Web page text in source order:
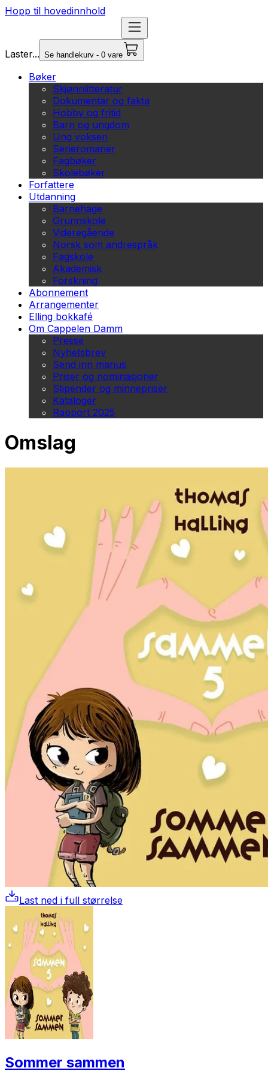
Hopp til hovedinnhold
Laster... Se handlekurv - 0 vare
Bøker
Skjønnlitteratur
Dokumentar og fakta
Hobby og fritid
Barn og ungdom
Ung voksen
Serieromaner
Fagbøker
Skolebøker
Forfattere
Utdanning
Barnehage
Grunnskole
Videregående
Norsk som andrespråk
Fagskole
Akademisk
Forskning
Abonnement
Arrangementer
Elling bokkafé
Om Cappelen Damm
Presse
Nyhetsbrev
Send inn manus
Priser og nominasjoner
Stipender og minnepriser
Kataloger
Rapport 2025
Omslag
Last ned i full størrelse
Sommer sammen